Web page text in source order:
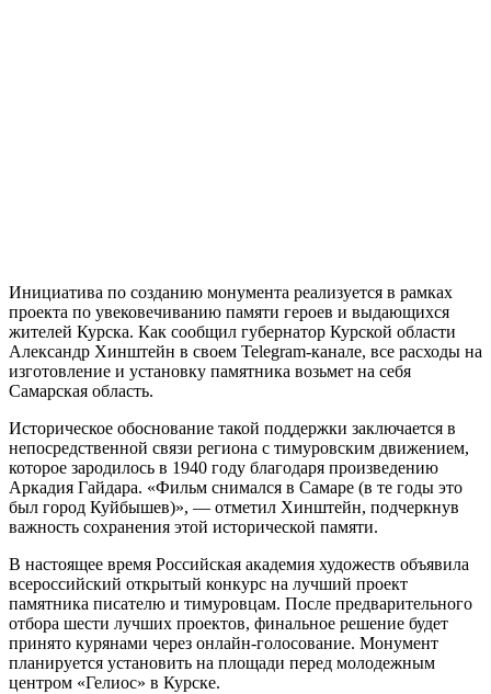
Инициатива по созданию монумента реализуется в рамках
проекта по увековечиванию памяти героев и выдающихся
жителей Курска. Как сообщил губернатор Курской области
Александр Хинштейн в своем Telegram-канале, все расходы на
изготовление и установку памятника возьмет на себя
Самарская область.
Историческое обоснование такой поддержки заключается в
непосредственной связи региона с тимуровским движением,
которое зародилось в 1940 году благодаря произведению
Аркадия Гайдара. «Фильм снимался в Самаре (в те годы это
был город Куйбышев)», — отметил Хинштейн, подчеркнув
важность сохранения этой исторической памяти.
В настоящее время Российская академия художеств объявила
всероссийский открытый конкурс на лучший проект
памятника писателю и тимуровцам. После предварительного
отбора шести лучших проектов, финальное решение будет
принято курянами через онлайн-голосование. Монумент
планируется установить на площади перед молодежным
центром «Гелиос» в Курске.